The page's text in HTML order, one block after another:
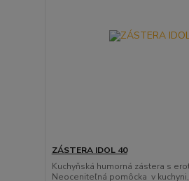
ZÁSTERA IDOL 40
Kuchyňská humorná zástera s
Neoceniteľná pomôcka v